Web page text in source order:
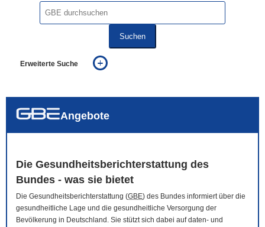
Suchen
Erweiterte Suche
auch in allen Texten suchen (Volltextsuche)
Angebote
Die Gesundheitsberichterstattung des
Bundes - was sie bietet
Die Gesundheitsberichterstattung (GBE) des Bundes informiert über die
gesundheitliche Lage und die gesundheitliche Versorgung der
Bevölkerung in Deutschland. Sie stützt sich dabei auf daten- und